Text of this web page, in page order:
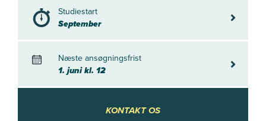
Studiestart
September
Næste ansøgningsfrist
1. juni kl. 12
1. juni kl.
KONTAKT OSKONTAKT OS